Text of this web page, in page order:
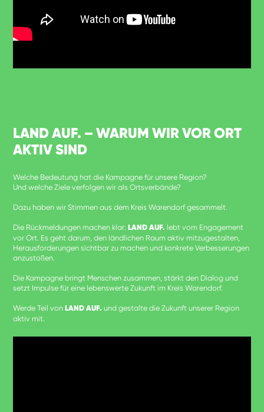
LAND AUF. – WARUM WIR VOR ORT
AKTIV SIND
Welche Bedeutung hat die Kampagne für unsere Region?
Und welche Ziele verfolgen wir als Ortsverbände?
Dazu haben wir Stimmen aus dem Kreis Warendorf gesammelt.
Die Rückmeldungen machen klar:LAND AUF. lebt vom Engagement
vor Ort. Es geht darum, den ländlichen Raum aktiv mitzugestalten,
Herausforderungen sichtbar zu machen und konkrete Verbesserungen
anzustoßen.
Die Kampagne bringt Menschen zusammen, stärkt den Dialog und
setzt Impulse für eine lebenswerte Zukunft im Kreis Warendorf.
Werde Teil vonLAND AUF. und gestalte die Zukunft unserer Region
aktiv mit.